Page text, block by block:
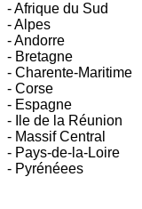
- Afrique du Sud
- Alpes
- Andorre
- Bretagne
- Charente-Maritime
- Corse
- Espagne
- Ile de la Réunion
- Massif Central
- Pays-de-la-Loire
- Pyrénéees